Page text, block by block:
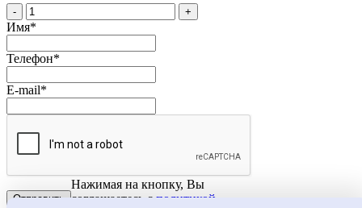
- +
Имя*
Телефон*
E-mail*
Нажимая на кнопку, Вы
соглашаетесь с политикой